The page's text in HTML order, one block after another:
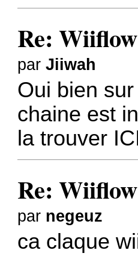
Re:
parJiiwah
Oui bien
chaine est
la trouver
Re:
par negeuz
ca claque